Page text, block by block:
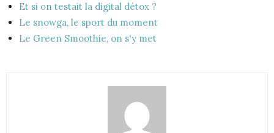
Et si on testait la digital détox ?
Le snowga, le sport du moment
Le Green Smoothie, on s'y met